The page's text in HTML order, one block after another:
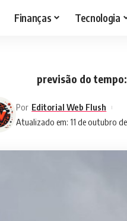
Finanças Tecnologia
previsão do
Atualizado em: 11 de outubro
Por Editorial Web Flush